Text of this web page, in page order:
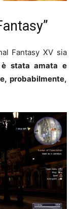
Fantasy XV sia
stata amata e
probabilmente,